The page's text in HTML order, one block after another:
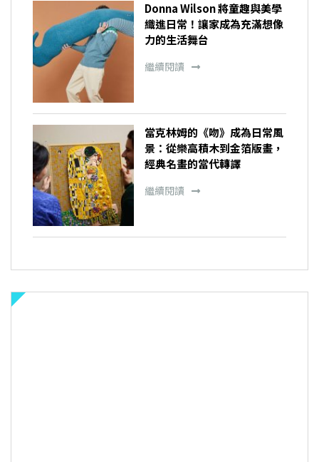
Donna Wilson 將童趣與美學
織進日常！讓家成為充滿想像
力的生活舞台
繼續閱讀
當克林姆的《吻》成為日常風
景：從樂高積木到金箔版畫，
經典名畫的當代轉譯
繼續閱讀